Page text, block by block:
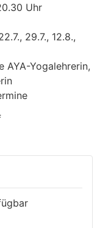
Uhr
29.7., 12.8.,
AYA-Yogalehrerin,